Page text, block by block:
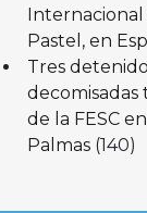
Internacional
Pastel, en
Tres
decomisadas
de la FESC
Palmas (140)